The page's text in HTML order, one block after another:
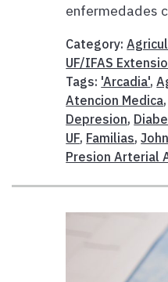
enfermedades
Category:
UF/IFAS
Tags: 'Arcadia',
Atencion Medica,
Depresion,
UF, Familias,
Presion Arterial